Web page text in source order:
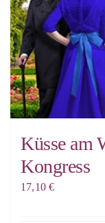
Küsse am
Kongress
17,10€